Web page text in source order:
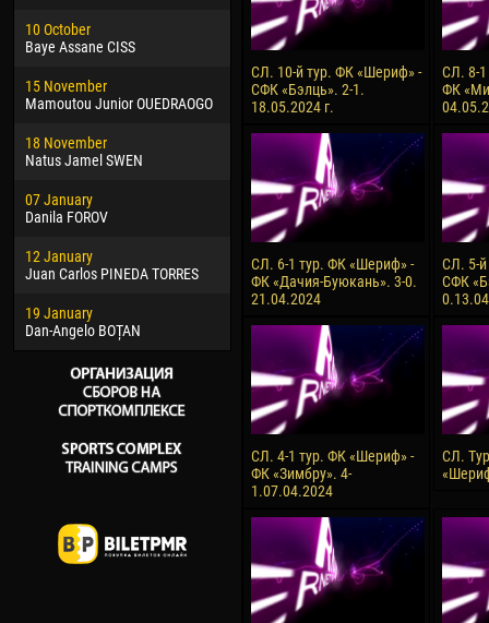
10 October
Baye Assane CISS
15 November
Mamoutou Junior OUEDRAOGO
18 November
Natus Jamel SWEN
07 January
Danila FOROV
12 January
Juan Carlos PINEDA TORRES
19 January
Dan-Angelo BOȚAN
02 March
Veaceslav COZMA
09 March
Emmanuel AFETSE
Jayder Moreno ASPRILLA
22 March
Samba KONÉ
26 March
Vitor Hugo Morais de OLIVEIRA
28 March
15
24
10
15
Ivan
17
СЛ. 10-й тур. ФК «Шериф» -
СФК «Бэлць». 2-1.
18.05.2024 г.
СЛ. 8-
ФК
СЛ. 6-1 тур. ФК «Шериф» -
ФК «Дачия-Буюкань». 3-0.
21.04.2024
СЛ. 5-
СФК
СЛ. 4-1 тур. ФК «Шериф» -
ФК «Зимбру». 4-
1.07.04.2024
СЛ.